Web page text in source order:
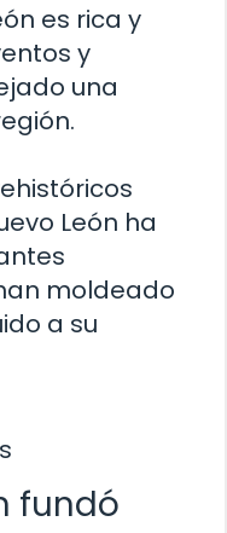
es rica y
y
una
León ha
moldeado
a su
fundó